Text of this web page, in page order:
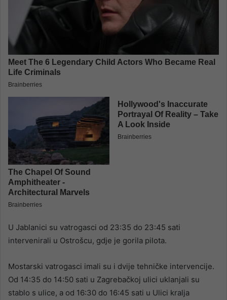
U Jablanici su vatrogasci od 23:35 do 23:45 sati
intervenirali u Ostrošcu, gdje je gorila pilota.
Mostarski vatrogasci imali su i dvije tehničke intervencije.
Od 14:35 do 14:50 sati u Zagrebačkoj ulici uklanjali su
stablo s ulice, a od 16:30 do 16:45 sati u Ulici kralja